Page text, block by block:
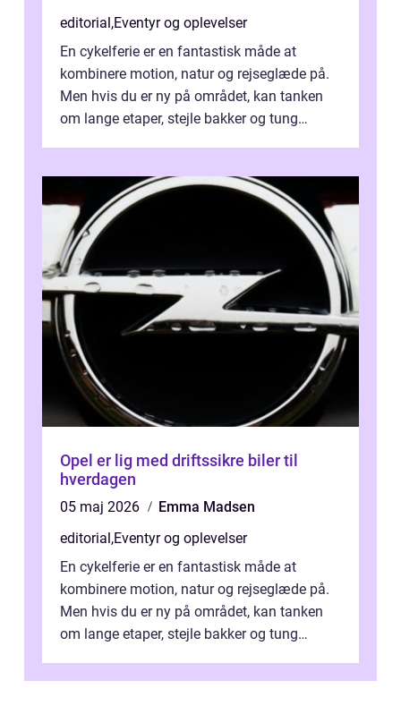
editorial,Eventyr og oplevelser
En cykelferie er en fantastisk måde at
kombinere motion, natur og rejseglæde på.
Men hvis du er ny på området, kan tanken
om lange etaper, stejle bakker og tung
Opel er lig med driftssikre biler til
hverdagen
05 maj 2026
Emma Madsen
editorial,Eventyr og oplevelser
En cykelferie er en fantastisk måde at
kombinere motion, natur og rejseglæde på.
Men hvis du er ny på området, kan tanken
om lange etaper, stejle bakker og tung